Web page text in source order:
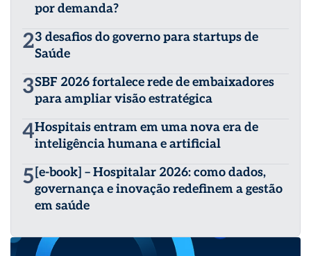
por demanda?
23 desafios do governo para startups de
Saúde
3SBF 2026 fortalece rede de embaixadores
para ampliar visão estratégica
4Hospitais entram em uma nova era de
inteligência humana e artificial
5 [e-book] – Hospitalar 2026: como dados,
governança e inovação redefinem a gestão
em saúde